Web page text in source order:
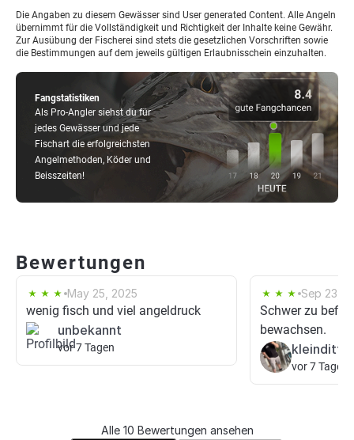
Fangstatistiken
Als Pro-Angler siehst du für
jedes Gewässer und jede
Fischart die erfolgreichsten
Angelmethoden, Köder und
Beisszeiten!
Die Angaben zu diesem Gewässer sind User generated Content. Alle Angeln
übernimmt für die Vollständigkeit und Richtigkeit der Inhalte keine Gewähr.
Zur Ausübung der Fischerei sind stets die gesetzlichen Vorschriften sowie
die Bestimmungen auf dem jeweils gültigen Erlaubnisschein einzuhalten.
Bewertungen
May 25, 2025
wenig fisch und viel angeldruck
unbekannt
vor 7 Tagen
Sep 23,
Schwer zu
bewachsen.
vor 7 Tagen
Alle 10 Bewertungen ansehen